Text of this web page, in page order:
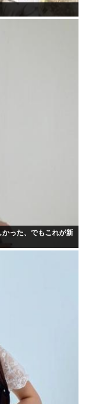
った、でもこれが新